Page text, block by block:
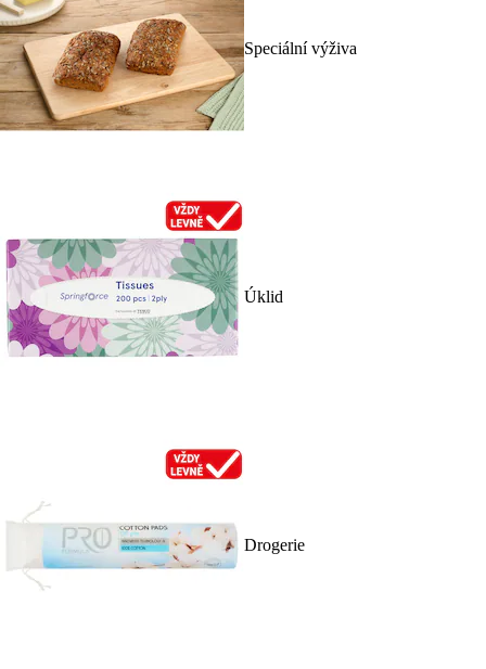
Speciální výživa
Úklid
Drogerie